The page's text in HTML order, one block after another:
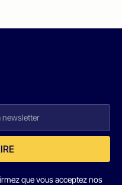
que vous acceptez nos